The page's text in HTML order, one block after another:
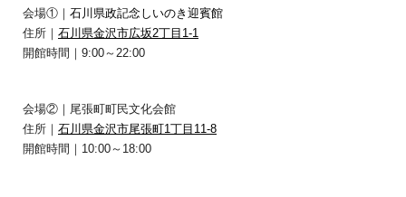
会場①｜ 石川県政記念しいのき迎賓館
住所｜ 石川県金沢市広坂2丁目1-1
開館時間｜9:00～22:00
会場②｜尾張町町民文化会館
住所｜ 石川県金沢市尾張町1丁目11-8
開館時間｜10:00～18:00